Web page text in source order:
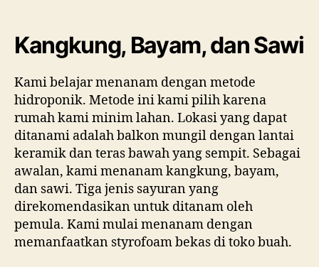
Kangkung, Bayam, dan Sawi
Kami belajar menanam dengan metode
hidroponik. Metode ini kami pilih karena
rumah kami minim lahan. Lokasi yang dapat
ditanami adalah balkon mungil dengan lantai
keramik dan teras bawah yang sempit. Sebagai
awalan, kami menanam kangkung, bayam,
dan sawi. Tiga jenis sayuran yang
direkomendasikan untuk ditanam oleh
pemula. Kami mulai menanam dengan
memanfaatkan styrofoam bekas di toko buah.